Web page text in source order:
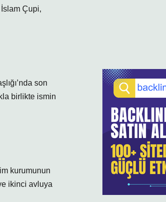
Çupi,
son
birlikte ismin
kurumunun
ikinci avluya